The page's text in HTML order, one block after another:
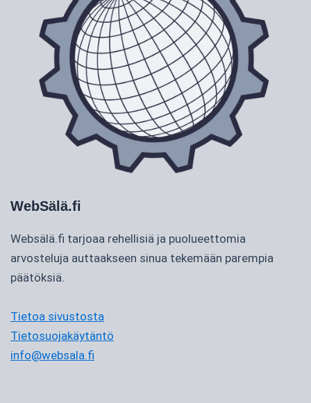
WebSälä.fi
Websälä.fi tarjoaa rehellisiä ja puolueettomia
arvosteluja auttaakseen sinua tekemään parempia
päätöksiä.
Tietoa sivustosta
Tietosuojakäytäntö
info@websala.fi